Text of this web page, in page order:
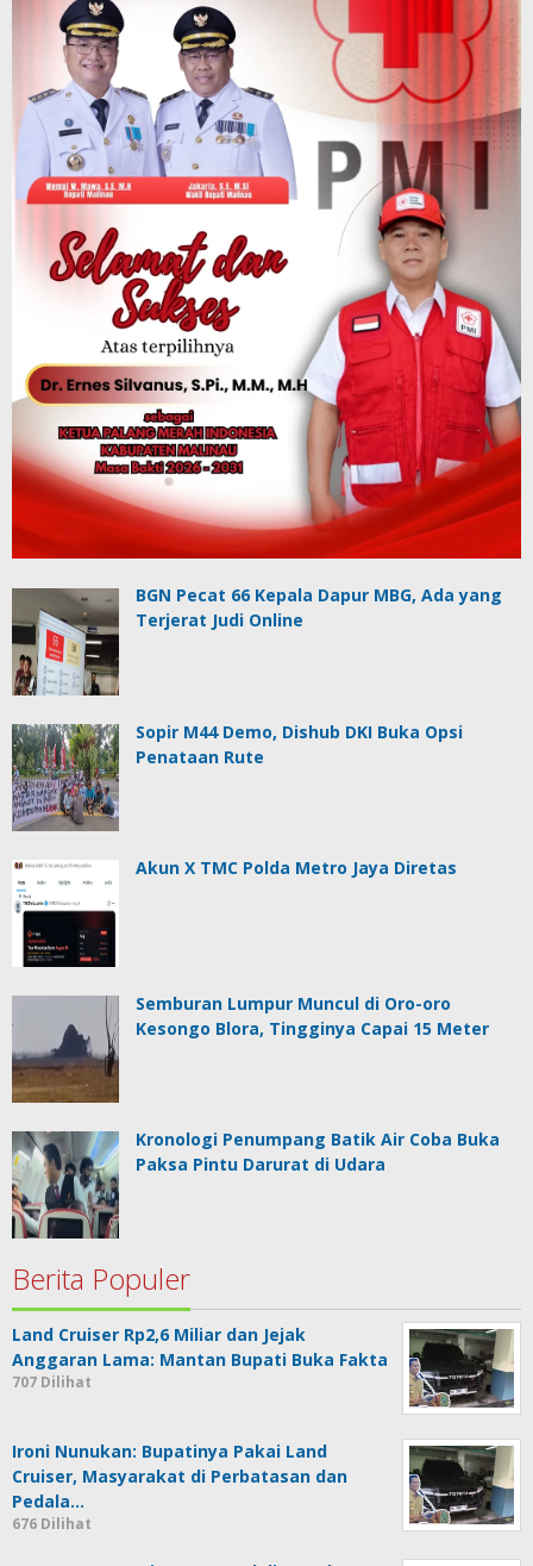
BGN Pecat 66 Kepala Dapur MBG, Ada yang
Terjerat Judi Online
Sopir M44 Demo, Dishub DKI Buka Opsi
Penataan Rute
Akun X TMC Polda Metro Jaya Diretas
Semburan Lumpur Muncul di Oro-oro
Kesongo Blora, Tingginya Capai 15 Meter
Kronologi Penumpang Batik Air Coba Buka
Paksa Pintu Darurat di Udara
Berita Populer
Land Cruiser Rp2,6 Miliar dan Jejak
Anggaran Lama: Mantan Bupati Buka Fakta
707 Dilihat
Ironi Nunukan: Bupatinya Pakai Land
Cruiser, Masyarakat di Perbatasan dan
Pedala…
676 Dilihat